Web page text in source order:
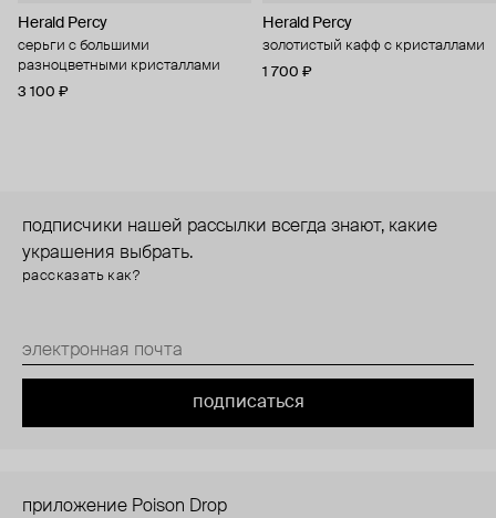
Herald Percy
серьги с большими
разноцветными кристаллами
3 100 ₽
Herald Percy
золотистый кафф с кристаллами
1 700 ₽
подписчики нашей рассылки всегда знают, какие
украшения выбрать.
рассказать как?
подписаться
приложение Poison Drop